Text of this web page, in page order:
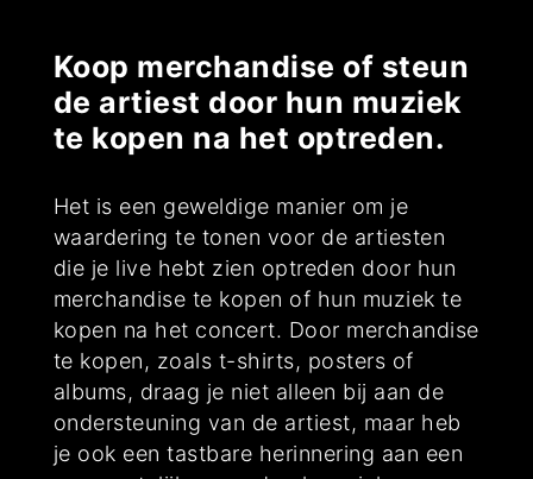
Koop merchandise of steun
de artiest door hun muziek
te kopen na het optreden.
Het is een geweldige manier om je
waardering te tonen voor de artiesten
die je live hebt zien optreden door hun
merchandise te kopen of hun muziek te
kopen na het concert. Door merchandise
te kopen, zoals t-shirts, posters of
albums, draag je niet alleen bij aan de
ondersteuning van de artiest, maar heb
je ook een tastbare herinnering aan een